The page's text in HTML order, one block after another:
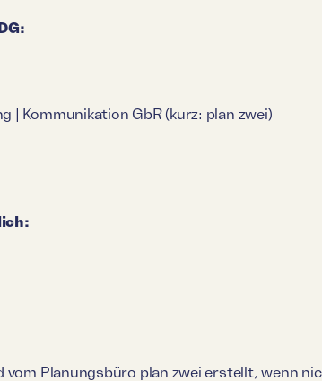
Kommunikation GbR (kurz: plan zwei)
Planungsbüro plan zwei erstellt, wenn